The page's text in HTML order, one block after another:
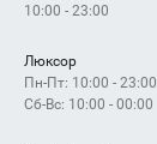
10:00 - 23:00
Люксор
Пн-Пт: 10:00 - 23:00
Сб-Вс: 10:00 - 00:00